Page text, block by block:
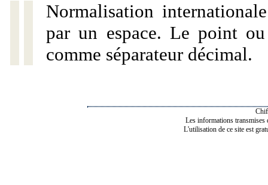
Normalisation
par un espace. Le point
comme séparateur décimal.
Les informations transmises
L'utilisation de ce site est